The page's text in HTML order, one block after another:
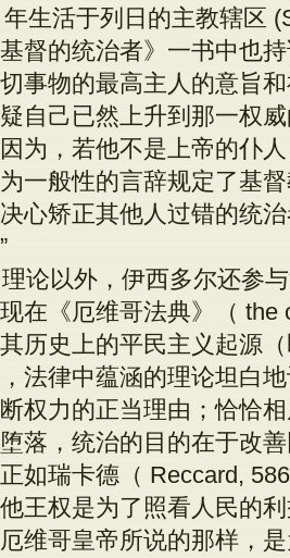
生活于列日的主教辖区
督的统治者》一书中也
事物的最高主人的意旨
自己已然上升到那一权
，若他不是上帝的仆人
一般性的言辞规定了基
心矫正其他人过错的统
论以外，伊西多尔还参
在《厄维哥法典》（
历史上的平民主义起源
法律中蕴涵的理论坦白
权力的正当理由；恰恰
落，统治的目的在于改
如瑞卡德（ Reccard,
王权是为了照看人民的
维哥皇帝所说的那样，